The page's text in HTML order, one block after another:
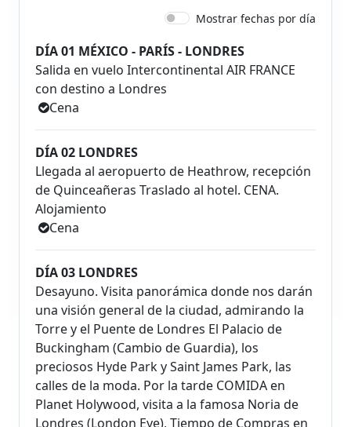
Mostrar fechas por día
DÍA 01 MÉXICO - PARÍS - LONDRES
Salida en vuelo Intercontinental AIR FRANCE
con destino a Londres
Cena
DÍA 02 LONDRES
Llegada al aeropuerto de Heathrow, recepción
de Quinceañeras Traslado al hotel. CENA.
Alojamiento
Cena
DÍA 03 LONDRES
Desayuno. Visita panorámica donde nos darán
una visión general de la ciudad, admirando la
Torre y el Puente de Londres El Palacio de
Buckingham (Cambio de Guardia), los
preciosos Hyde Park y Saint James Park, las
calles de la moda. Por la tarde COMIDA en
Planet Holywood, visita a la famosa Noria de
Londres (London Eye), Tiempo de Compras en